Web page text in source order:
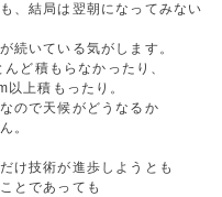
、結局は翌朝になってみない
続いている気がします。
ど積もらなかったり、
以上積もったり。
ので天候がどうなるか
。
け技術が進歩しようとも
とであっても